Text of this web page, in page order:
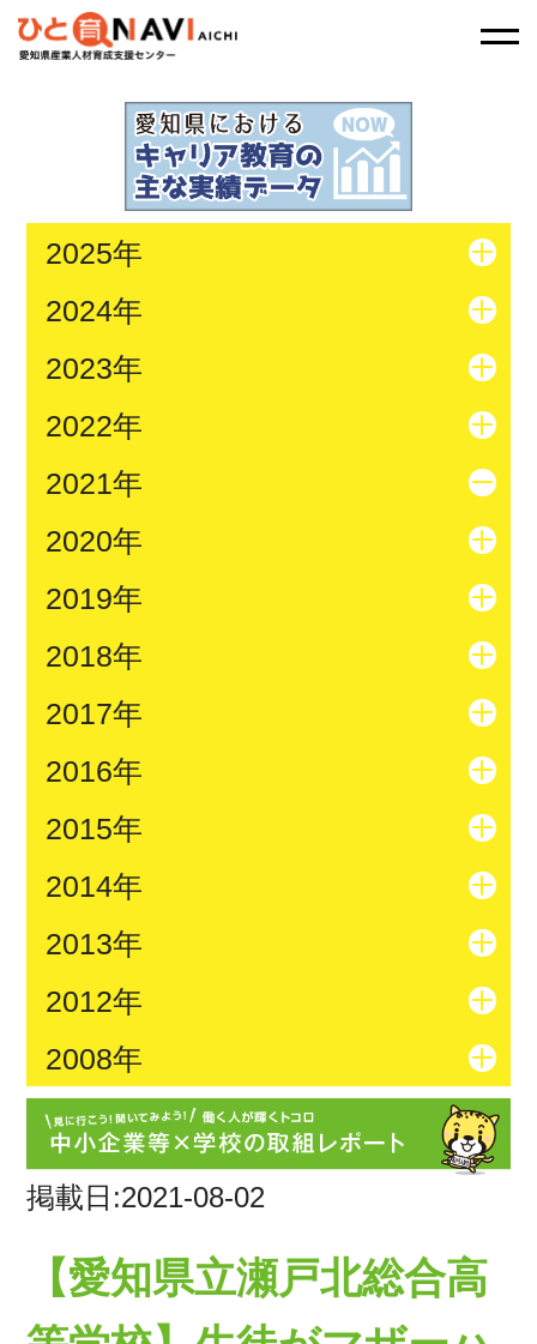
2025年
2024年
2023年
2022年
2021年
2020年
2019年
2018年
2017年
2016年
2015年
2014年
2013年
2012年
2008年
掲載日:2021-08-02
【愛知県立瀬戸北総合高